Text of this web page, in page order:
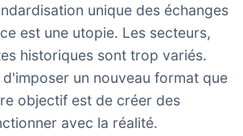
unique des échanges
est une utopie. Les secteurs,
historiques sont trop variés.
un nouveau format que
objectif est de créer des
avec la réalité.